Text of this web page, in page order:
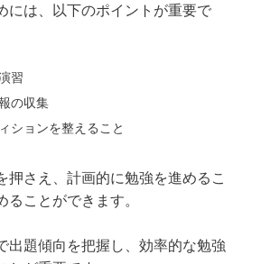
には、以下のポイントが重要で
習
の収集
ションを整えること
押さえ、計画的に勉強を進めるこ
ることができます。
出題傾向を把握し、効率的な勉強